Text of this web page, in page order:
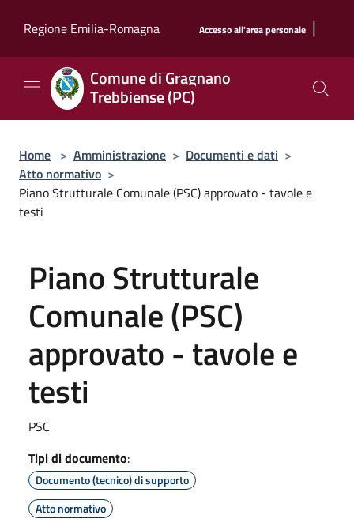
Regione Emilia-Romagna
Accesso all'area personale |
Comune di Gragnano
Trebbiense (PC)
Home > Amministrazione > Documenti e dati >
Atto normativo >
Piano Strutturale Comunale (PSC) approvato - tavole e
testi
Piano Strutturale
Comunale (PSC)
approvato - tavole e
testi
PSC
Tipi di documento:
Documento (tecnico) di supporto
Atto normativo